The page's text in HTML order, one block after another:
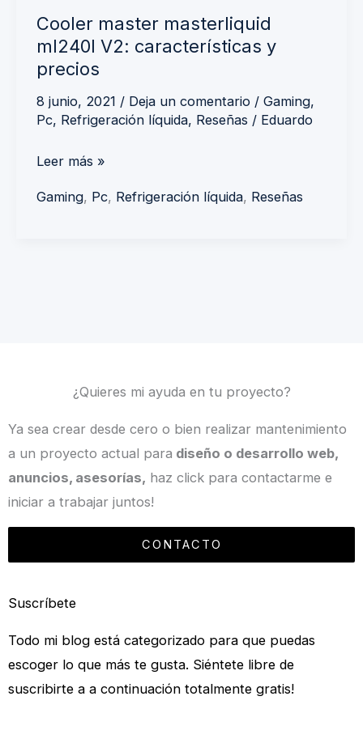
Cooler master masterliquid
ml240l V2: características y
precios
8 junio, 2021 / Deja un comentario / Gaming,
Pc, Refrigeración líquida, Reseñas / Eduardo
Leer más »
Gaming, Pc, Refrigeración líquida, Reseñas
¿Quieres mi ayuda en tu proyecto?
Ya sea crear desde cero o bien realizar mantenimiento
a un proyecto actual para diseño o desarrollo web,
anuncios, asesorías, haz click para contactarme e
iniciar a trabajar juntos!
CONTACTO
Suscríbete
Todo mi blog está categorizado para que puedas
escoger lo que más te gusta. Siéntete libre de
suscribirte a a continuación totalmente gratis!